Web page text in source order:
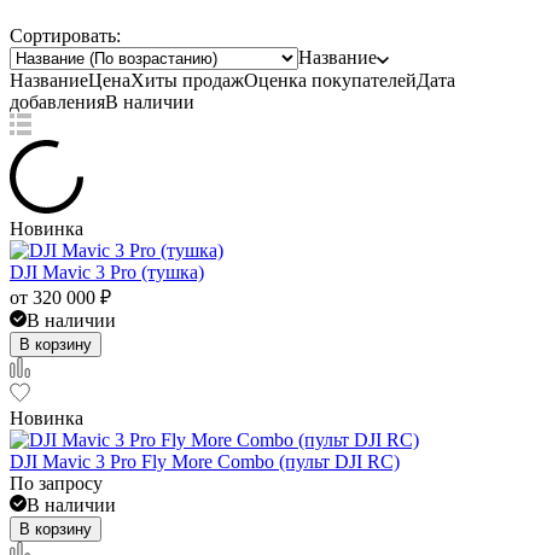
Сортировать:
Название
НазваниеЦенаХиты продажОценка покупателейДата
добавленияВ наличии
Новинка
DJI Mavic 3 Pro (тушка)
от 320 000 ₽
В наличии
В корзину
Новинка
DJI Mavic 3 Pro Fly More Combo (пульт DJI RC)
По запросу
В наличии
В корзину